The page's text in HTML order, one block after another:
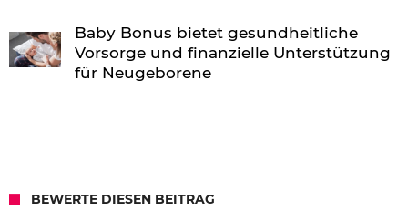
Baby Bonus bietet gesundheitliche
Vorsorge und finanzielle Unterstützung
für Neugeborene
BEWERTE DIESEN BEITRAG